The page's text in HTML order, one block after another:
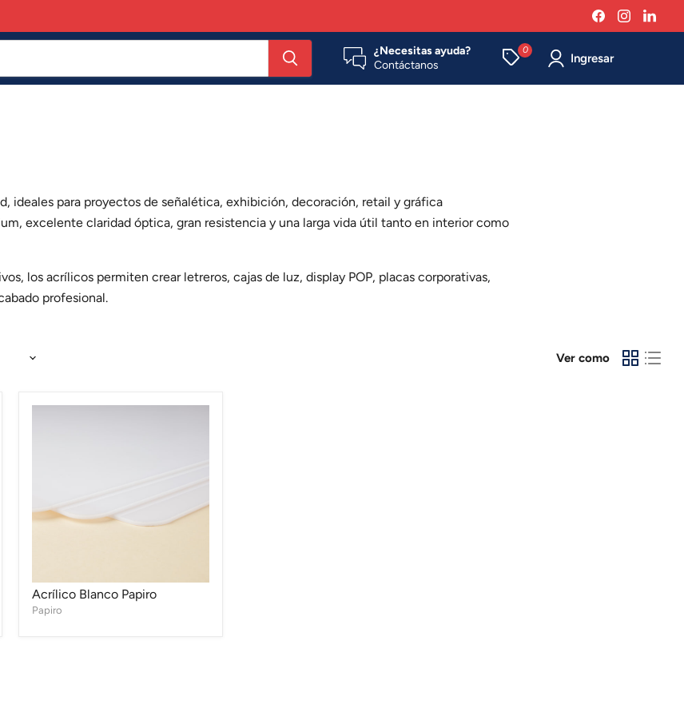
Encuéntrenos
en
en
¿Necesitas ayuda?
Contáctanos
0
Ingresar
ideales para proyectos de señalética, exhibición, decoración, retail y gráfica
excelente claridad óptica, gran resistencia y una larga vida útil tanto en interior como
los acrílicos permiten crear letreros, cajas de luz, display POP, placas corporativas,
profesional.
Ver como
Acrílico Blanco Papiro
Papiro